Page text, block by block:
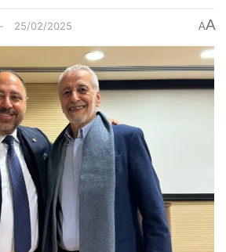
25/02/2025 AA